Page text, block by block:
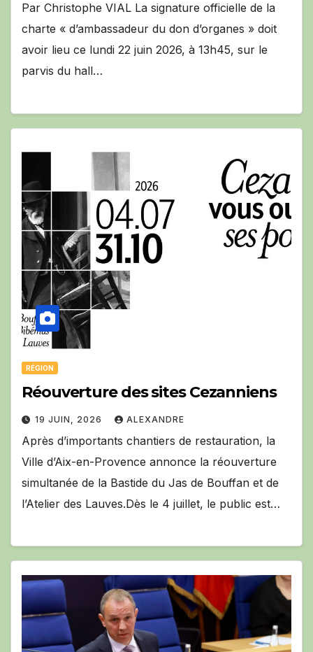
Par Christophe VIAL La signature officielle de la
charte « d’ambassadeur du don d’organes » doit
avoir lieu ce lundi 22 juin 2026, à 13h45, sur le
parvis du hall…
RÉGION
Réouverture des sites Cezanniens
19 JUIN, 2026 ALEXANDRE
Après d’importants chantiers de restauration, la
Ville d’Aix-en-Provence annonce la réouverture
simultanée de la Bastide du Jas de Bouffan et de
l’Atelier des Lauves.Dès le 4 juillet, le public est…